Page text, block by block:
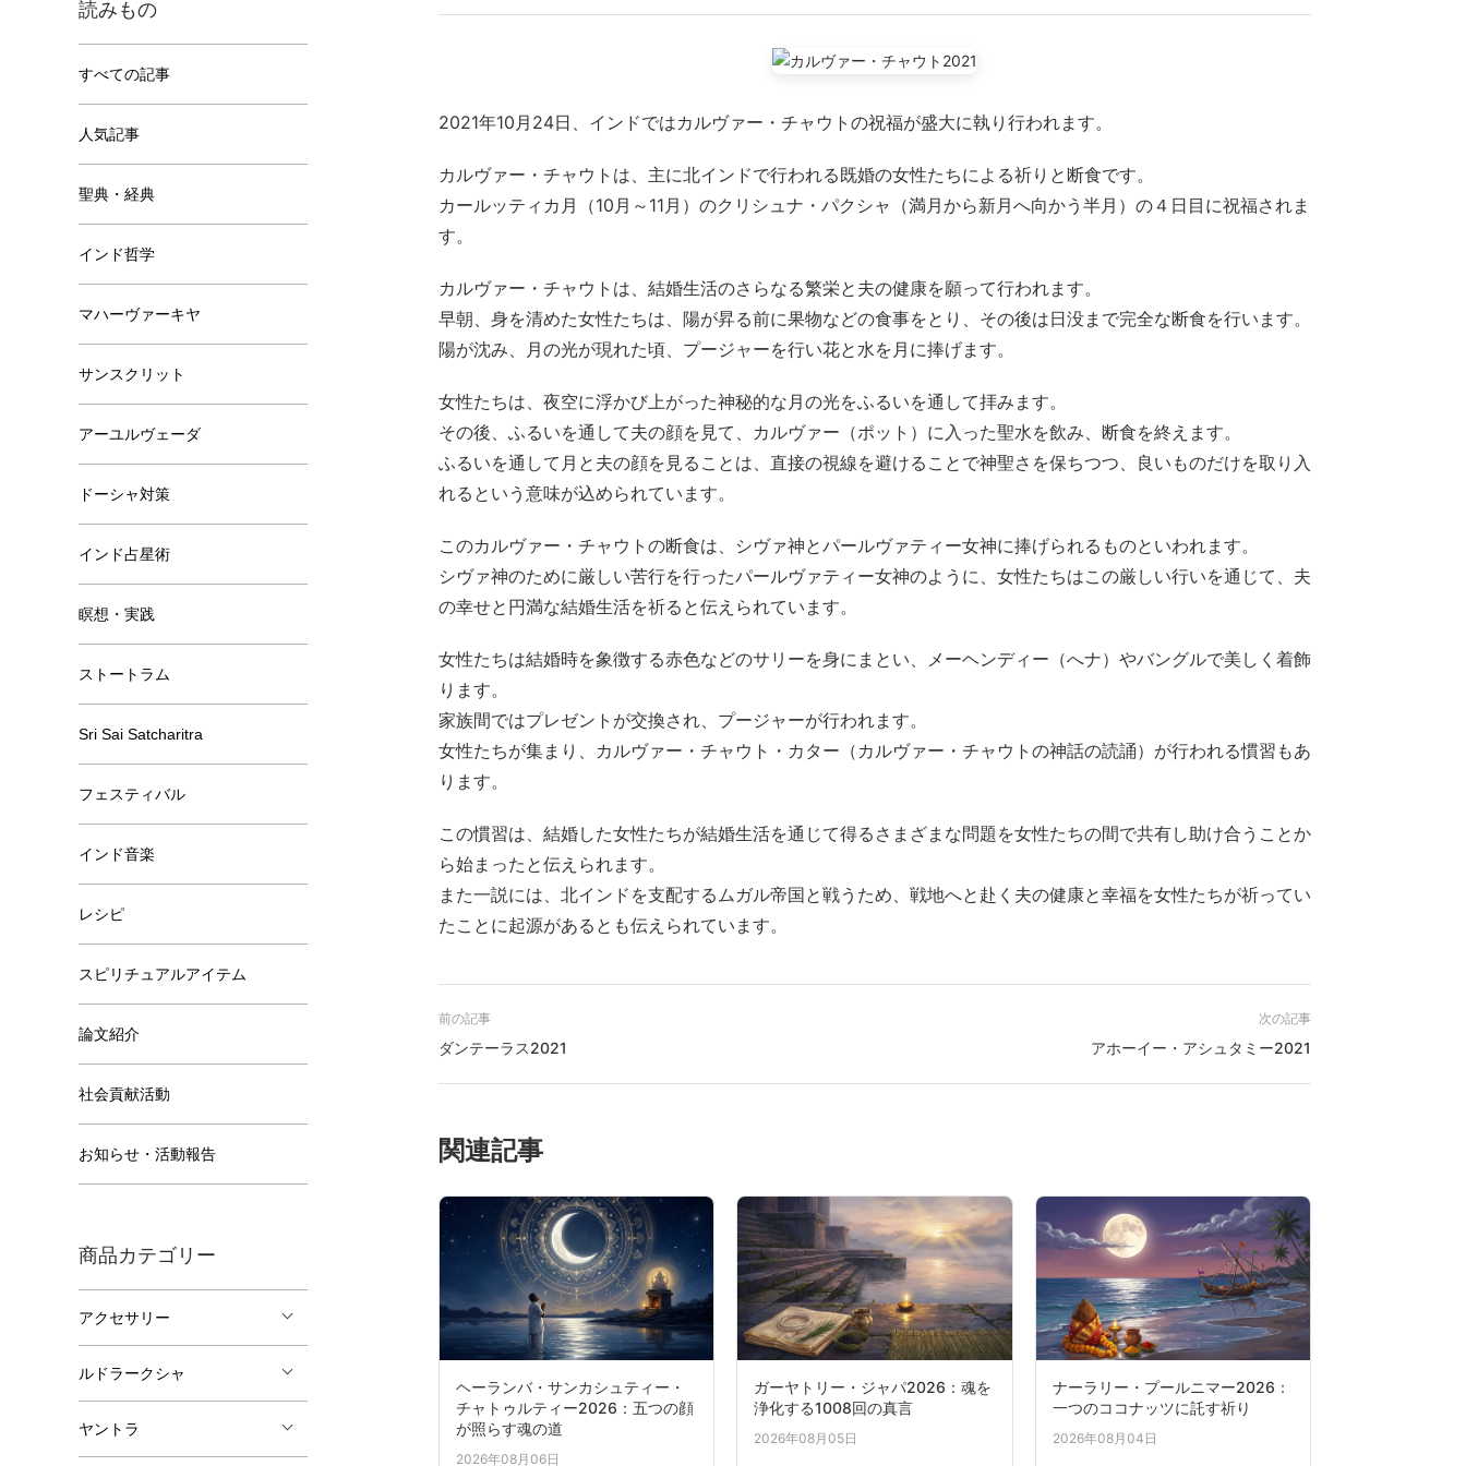
2021年10月24日、インドではカルヴァー・チャウトの祝福が盛大に執り行われます。
カルヴァー・チャウトは、主に北インドで行われる既婚の女性たちによる祈りと断食です。
カールッティカ月（10月～11月）のクリシュナ・パクシャ（満月から新月へ向かう半月）の４日目に祝福されま
す。
カルヴァー・チャウトは、結婚生活のさらなる繁栄と夫の健康を願って行われます。
早朝、身を清めた女性たちは、陽が昇る前に果物などの食事をとり、その後は日没まで完全な断食を行います。
陽が沈み、月の光が現れた頃、プージャーを行い花と水を月に捧げます。
女性たちは、夜空に浮かび上がった神秘的な月の光をふるいを通して拝みます。
その後、ふるいを通して夫の顔を見て、カルヴァー（ポット）に入った聖水を飲み、断食を終えます。
ふるいを通して月と夫の顔を見ることは、直接の視線を避けることで神聖さを保ちつつ、良いものだけを取り入
れるという意味が込められています。
このカルヴァー・チャウトの断食は、シヴァ神とパールヴァティー女神に捧げられるものといわれます。
シヴァ神のために厳しい苦行を行ったパールヴァティー女神のように、女性たちはこの厳しい行いを通じて、夫
の幸せと円満な結婚生活を祈ると伝えられています。
女性たちは結婚時を象徴する赤色などのサリーを身にまとい、メーヘンディー（へナ）やバングルで美しく着飾
ります。
家族間ではプレゼントが交換され、プージャーが行われます。
女性たちが集まり、カルヴァー・チャウト・カター（カルヴァー・チャウトの神話の読誦）が行われる慣習もあ
ります。
この慣習は、結婚した女性たちが結婚生活を通じて得るさまざまな問題を女性たちの間で共有し助け合うことか
ら始まったと伝えられます。
また一説には、北インドを支配するムガル帝国と戦うため、戦地へと赴く夫の健康と幸福を女性たちが祈ってい
たことに起源があるとも伝えられています。
前の記事
ダンテーラス2021
次の記事
アホーイー・アシュタミー2021
関連記事
ヘーランバ・サンカシュティー・
チャトゥルティー2026：五つの顔
が照らす魂の道
2026年08月06日
ガーヤトリー・ジャパ2026：魂を
浄化する1008回の真言
2026年08月05日
ナーラリー・プールニマー2026：
一つのココナッツに託す祈り
2026年08月04日
読みもの
すべての記事
人気記事
聖典・経典
インド哲学
マハーヴァーキヤ
サンスクリット
アーユルヴェーダ
ドーシャ対策
インド占星術
瞑想・実践
ストートラム
Sri Sai Satcharitra
フェスティバル
インド音楽
レシピ
スピリチュアルアイテム
論文紹介
社会貢献活動
お知らせ・活動報告
商品カテゴリー
アクセサリー
ルドラークシャ
ヤントラ